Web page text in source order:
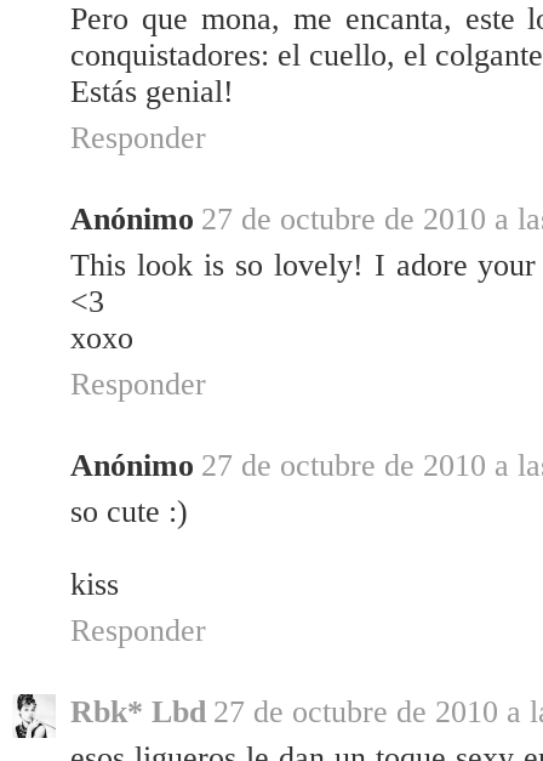
Pero que mona, me encanta, este
conquistadores: el cuello, el
Estás genial!
Responder
Anónimo 27 de octubre de 2010 a
This look is so lovely! I adore
<3
xoxo
Responder
Anónimo 27 de octubre de 2010 a
so cute :)
kiss
Responder
Rbk* Lbd 27 de octubre de 2010 a